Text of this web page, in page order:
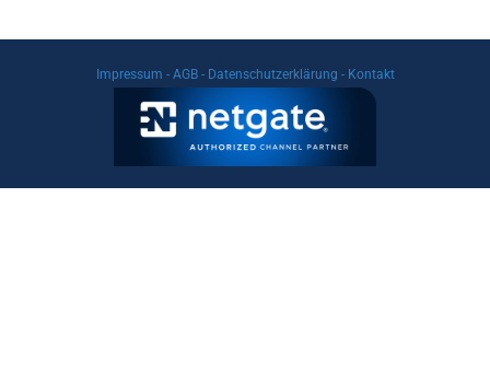
Impressum - AGB- Datenschutzerklärung - Kontakt